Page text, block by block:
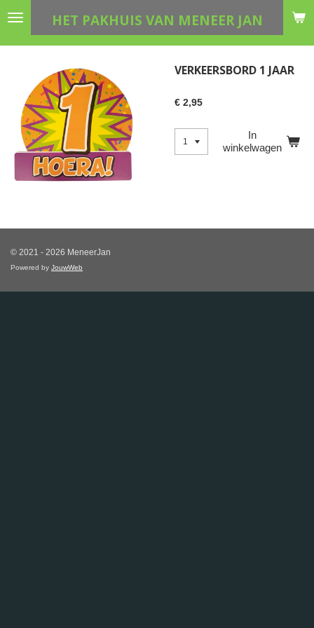
Ga
hoofdinhoud
HET PAKHUIS VAN MENEER JAN
VERKEERSBORD 1 JAAR
€ 2,95
In
winkelwagen
© 2021 - 2026 MeneerJan
Powered by JouwWeb